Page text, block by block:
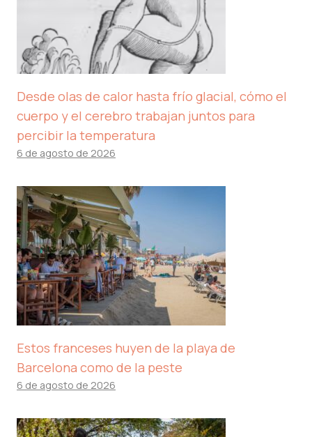
Desde olas de calor hasta frío glacial, cómo el
cuerpo y el cerebro trabajan juntos para
percibir la temperatura
6 de agosto de 2026
Estos franceses huyen de la playa de
Barcelona como de la peste
6 de agosto de 2026